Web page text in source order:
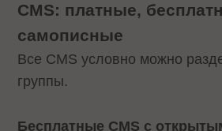
CMS: платные,
самописные
Все CMS условно можно
группы.
Бесплатные CMS с